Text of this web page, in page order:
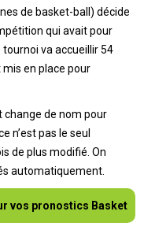
de basket-ball) décide
qui avait pour
tournoi va accueillir 54
en place pour
change de nom pour
n’est pas le seul
de plus modifié. On
automatiquement.
vos pronostics Basket